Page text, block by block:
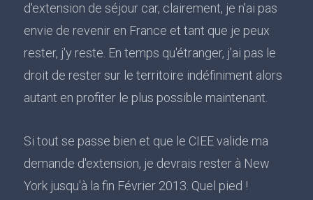
d'extension de séjour car, clairement, je n'ai pas
envie de revenir en France et tant que je peux
rester, j'y reste. En temps qu'étranger, j'ai pas le
droit de rester sur le territoire indéfiniment alors
autant en profiter le plus possible maintenant.
Si tout se passe bien et que le CIEE valide ma
demande d'extension, je devrais rester à New
York jusqu'à la fin Février 2013. Quel pied !